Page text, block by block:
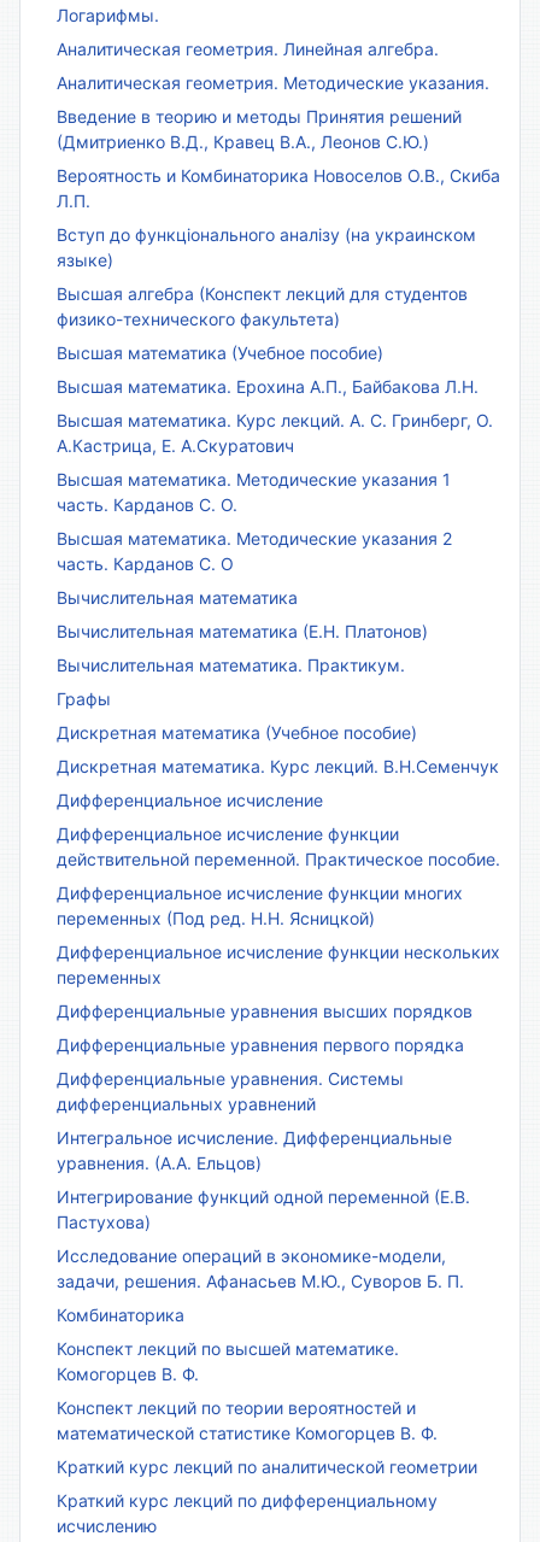
Логарифмы.
Аналитическая геометрия. Линейная алгебра.
Аналитическая геометрия. Методические указания.
Введение в теорию и методы Принятия решений
(Дмитриенко В.Д., Кравец В.А., Леонов С.Ю.)
Вероятность и Комбинаторика Новоселов О.В., Скиба
Л.П.
Вступ до функціонального аналізу (на украинском
языке)
Высшая алгебра (Конспект лекций для студентов
физико-технического факультета)
Высшая математика (Учебное пособие)
Высшая математика. Ерохина А.П., Байбакова Л.Н.
Высшая математика. Курс лекций. А. С. Гринберг, О.
А.Кастрица, Е. А.Скуратович
Высшая математика. Методические указания 1
часть. Карданов С. О.
Высшая математика. Методические указания 2
часть. Карданов С. О
Вычислительная математика
Вычислительная математика (Е.Н. Платонов)
Вычислительная математика. Практикум.
Графы
Дискретная математика (Учебное пособие)
Дискретная математика. Курс лекций. В.Н.Семенчук
Дифференциальное исчисление
Дифференциальное исчисление функции
действительной переменной. Практическое пособие.
Дифференциальное исчисление функции многих
переменных (Под ред. Н.Н. Ясницкой)
Дифференциальное исчисление функции нескольких
переменных
Дифференциальные уравнения высших порядков
Дифференциальные уравнения первого порядка
Дифференциальные уравнения. Системы
дифференциальных уравнений
Интегральное исчисление. Дифференциальные
уравнения. (А.А. Ельцов)
Интегрирование функций одной переменной (Е.В.
Пастухова)
Исследование операций в экономике-модели,
задачи, решения. Афанасьев М.Ю., Суворов Б. П.
Комбинаторика
Конспект лекций по высшей математике.
Комогорцев В. Ф.
Конспект лекций по теории вероятностей и
математической статистике Комогорцев В. Ф.
Краткий курс лекций по аналитической геометрии
Краткий курс лекций по дифференциальному
исчислению